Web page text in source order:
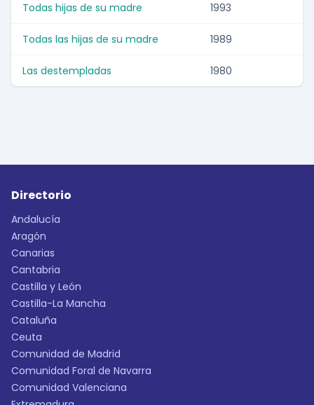
Todas hijas de su madre 1993
Todas las hijas de su madre 1989
Las destempladas 1980
Directorio
Andalucía
Aragón
Canarias
Cantabria
Castilla y León
Castilla-La Mancha
Cataluña
Ceuta
Comunidad de Madrid
Comunidad Foral de Navarra
Comunidad Valenciana